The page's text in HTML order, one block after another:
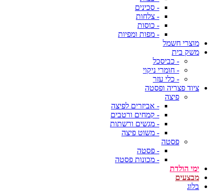
- סכינים
- צלחות
- כוסות
- מפות ומפיות
מוצרי חשמל
משק בית
- כביסכל
- חומרי ניקוי
- כלי עזר
ציוד פצריה ופסטה
פיצה
- אביזרים לפיצה
- קמחים ורטבים
- מגשים ורשתות
- משוט פיצה
פסטה
- פסטה
- מכונות פסטה
ימי הולדת
מבצעים
בלוג